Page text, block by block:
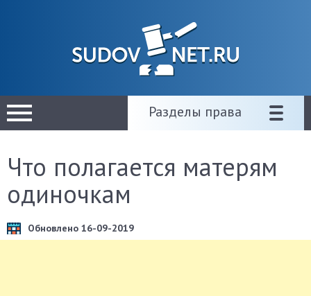
Разделы права
Что полагается матерям
одиночкам
Обновлено 16-09-2019